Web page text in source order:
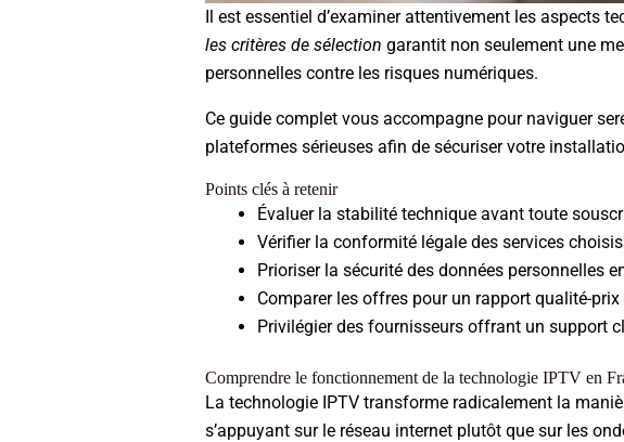
Il est essentiel d’examiner attentivement les aspects
les critères de sélection garantit non seulement une
personnelles contre les risques numériques.
Ce guide complet vous accompagne pour naviguer
plateformes sérieuses afin de sécuriser votre
Points clés à retenir
Évaluer la stabilité technique avant toute
Vérifier la conformité légale des services
Prioriser la sécurité des données personnelles
Comparer les offres pour un rapport qualité-
Privilégier des fournisseurs offrant un support
Comprendre le fonctionnement de la technologie IPTV en
La technologie IPTV transforme radicalement la
s’appuyant sur le réseau internet plutôt que sur les